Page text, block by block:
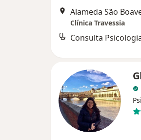
Alameda São
Clínica Travessia
Consulta